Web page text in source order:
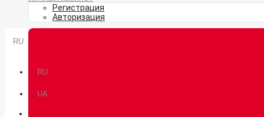
Регистрация
Авторизация
RU
RU
UA